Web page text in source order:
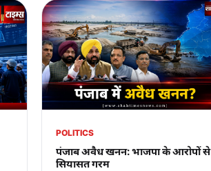
POLITICS
पंजाब अवैध खनन: भाजपा के आरोपों से
सियासत गरम